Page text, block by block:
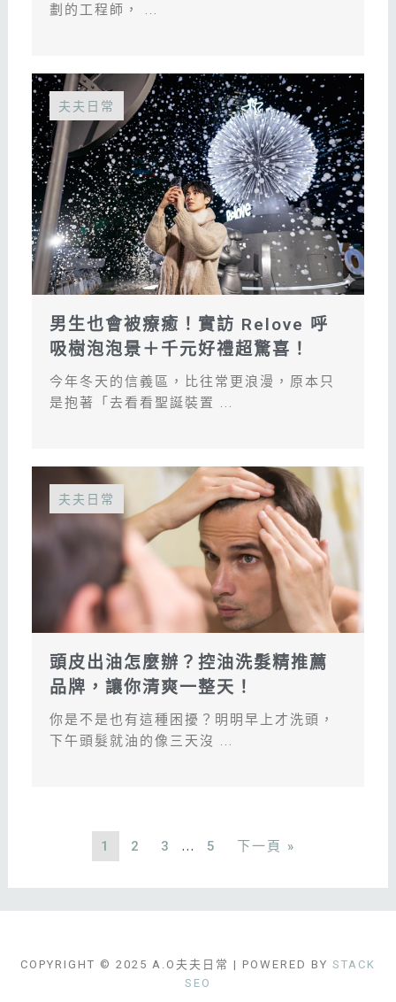
劃的工程師， ...
夫夫日常
男生也會被療癒！實訪 Relove 呼
吸樹泡泡景＋千元好禮超驚喜！
今年冬天的信義區，比往常更浪漫，原本只
是抱著「去看看聖誕裝置 ...
夫夫日常
頭皮出油怎麼辦？控油洗髮精推薦
品牌，讓你清爽一整天！
你是不是也有這種困擾？明明早上才洗頭，
下午頭髮就油的像三天沒 ...
1 2 3 ... 5 下一頁 »
COPYRIGHT © 2025 A.O夫夫日常 | POWERED BY STACK
SEO